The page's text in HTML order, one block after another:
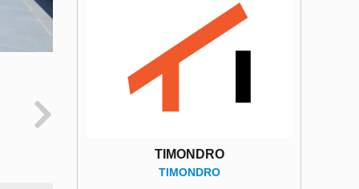
TIMONDRO
TIMONDRO